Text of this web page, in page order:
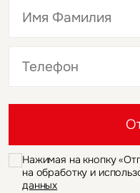
Нажимая на кнопку
на обработку и
данных